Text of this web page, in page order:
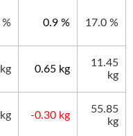
% 0.9 % 17.0 %
kg 0.65 kg
11.45
kg
kg -0.30 kg
55.85
kg